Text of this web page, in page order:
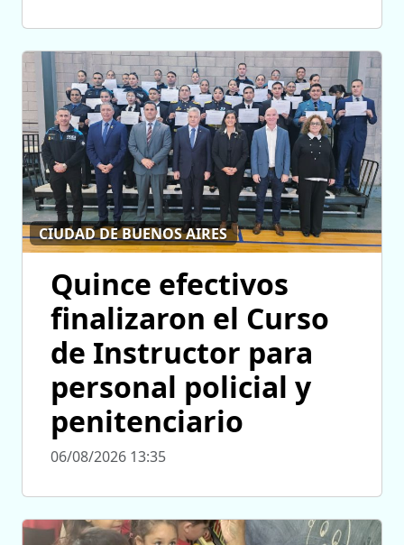
CIUDAD DE BUENOS AIRES
Quince efectivos
finalizaron el Curso
de Instructor para
personal policial y
penitenciario
06/08/2026 13:35